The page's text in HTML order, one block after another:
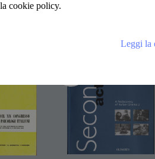
cookie policy.
Leggi la